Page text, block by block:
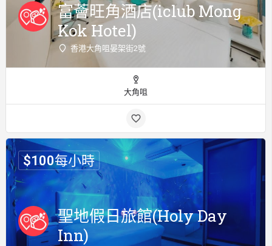
富薈旺角酒店(iclub Mong
Kok Hotel)
香港大角咀晏架街2號
大角咀
聖地假日旅館(Holy Day
Inn)
$100每小時